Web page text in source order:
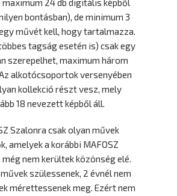
24 db digitális képből
bontásban), de minimum 3
művét kell, hogy tartalmazza.
tagság esetén is) csak egy
szerepelhet, maximum három
alkotócsoportok versenyében
kollekció részt vesz, mely
18 nevezett képből áll.
Szalonra csak olyan művek
amelyek a korábbi MAFOSZ
nem kerültek közönség elé.
szülessenek, 2 évnél nem
mérettessenek meg. Ezért nem